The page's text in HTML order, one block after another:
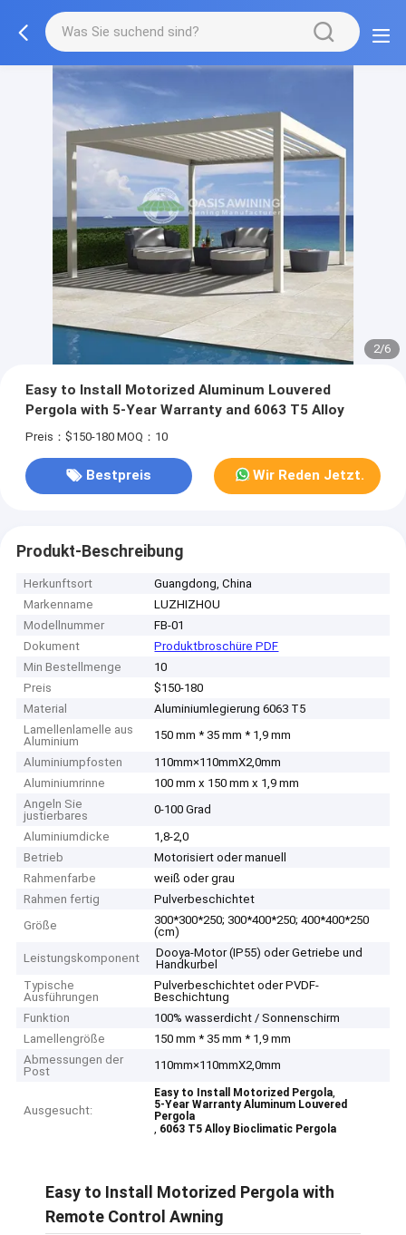
2/6
Easy to Install Motorized Aluminum Louvered
Pergola with 5-Year Warranty and 6063 T5 Alloy
Preis：$150-180 MOQ：10
Bestpreis Wir Reden Jetzt.
Produkt-Beschreibung
Herkunftsort
Guangdong, China
Markenname
LUZHIZHOU
Modellnummer
FB-01
Dokument
Produktbroschüre PDF
Min Bestellmenge
10
Preis
$150-180
Material
Aluminiumlegierung 6063 T5
Lamellenlamelle aus
Aluminium
150 mm * 35 mm * 1,9 mm
Aluminiumpfosten
110mm×110mmX2,0mm
Aluminiumrinne
100 mm x 150 mm x 1,9 mm
Angeln Sie
justierbares
0-100 Grad
Aluminiumdicke
1,8-2,0
Betrieb
Motorisiert oder manuell
Rahmenfarbe
weiß oder grau
Rahmen fertig
Pulverbeschichtet
Größe
300*300*250; 300*400*250; 400*400*250
(cm)
Leistungskomponent
Dooya-Motor (IP55) oder Getriebe und
Handkurbel
Typische
Ausführungen
Pulverbeschichtet oder PVDF-
Beschichtung
Funktion
100% wasserdicht / Sonnenschirm
Lamellengröße
150 mm * 35 mm * 1,9 mm
Abmessungen der
Post
110mm×110mmX2,0mm
Ausgesucht:
Easy to Install Motorized Pergola,
5-Year Warranty Aluminum Louvered
Pergola
, 6063 T5 Alloy Bioclimatic Pergola
Easy to Install Motorized Pergola with
Remote Control Awning